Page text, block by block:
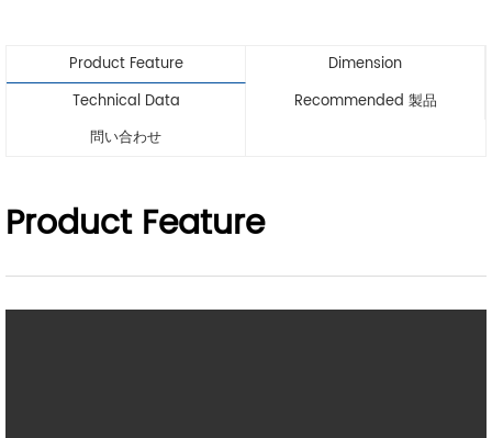
Product Feature
Dimension
Technical Data
Recommended 製品
問い合わせ
Product Feature